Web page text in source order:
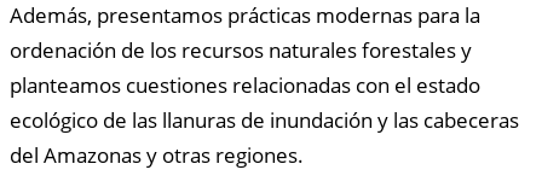
Además, presentamos prácticas modernas para la
ordenación de los recursos naturales forestales y
planteamos cuestiones relacionadas con el estado
ecológico de las llanuras de inundación y las cabeceras
del Amazonas y otras regiones.